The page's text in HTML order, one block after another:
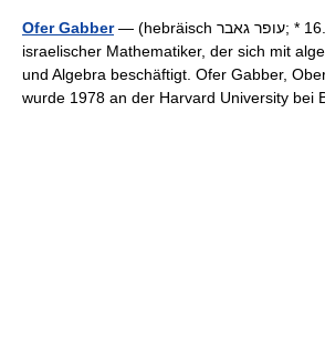
Ofer Gabber— (hebräisch ‏עופר גאבר‎; * 16. Mai 1958) ist ein
israelischer Mathematiker, der sich mit
und Algebra beschäftigt. Ofer Gabber,
wurde 1978 an der Harvard University